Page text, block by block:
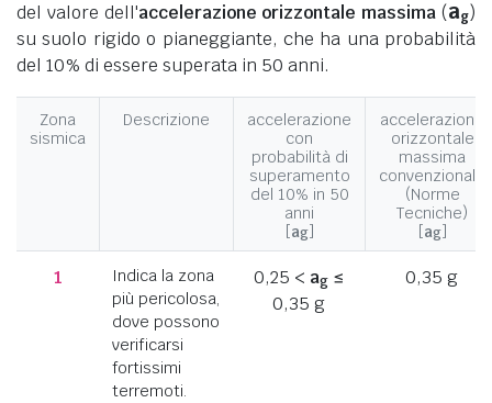
del valore dell'accelerazione orizzontale massima (ag)
su suolo rigido o pianeggiante, che ha una probabilità
del 10% di essere superata in 50 anni.
Zona
sismica
Descrizione
accelerazione
con
probabilità di
superamento
del 10% in 50
anni
[ag]
accelerazione
orizzontale
massima
convenzionale
(Norme
Tecniche)
[ag]
1
Indica la zona
più pericolosa,
dove possono
verificarsi
fortissimi
terremoti.
0,25 < ag≤
0,35 g
0,35 g